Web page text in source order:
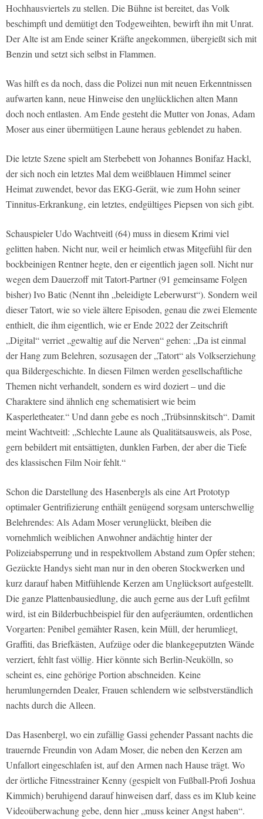
Hochhausviertels zu stellen. Die Bühne ist bereitet, das Volk
beschimpft und demütigt den Todgeweihten, bewirft ihn mit Unrat.
Der Alte ist am Ende seiner Kräfte angekommen, übergießt sich mit
Benzin und setzt sich selbst in Flammen.
Was hilft es da noch, dass die Polizei nun mit neuen Erkenntnissen
aufwarten kann, neue Hinweise den unglücklichen alten Mann
doch noch entlasten. Am Ende gesteht die Mutter von Jonas, Adam
Moser aus einer übermütigen Laune heraus geblendet zu haben.
Die letzte Szene spielt am Sterbebett von Johannes Bonifaz Hackl,
der sich noch ein letztes Mal dem weißblauen Himmel seiner
Heimat zuwendet, bevor das EKG-Gerät, wie zum Hohn seiner
Tinnitus-Erkrankung, ein letztes, endgültiges Piepsen von sich gibt.
Schauspieler Udo Wachtveitl (64) muss in diesem Krimi viel
gelitten haben. Nicht nur, weil er heimlich etwas Mitgefühl für den
bockbeinigen Rentner hegte, den er eigentlich jagen soll. Nicht nur
wegen dem Dauerzoff mit Tatort-Partner (91 gemeinsame Folgen
bisher) Ivo Batic (Nennt ihn „beleidigte Leberwurst“). Sondern weil
dieser Tatort, wie so viele ältere Episoden, genau die zwei Elemente
enthielt, die ihm eigentlich, wie er Ende 2022 der Zeitschrift
„Digital“ verriet „gewaltig auf die Nerven“ gehen: „Da ist einmal
der Hang zum Belehren, sozusagen der „Tatort“ als Volkserziehung
qua Bildergeschichte. In diesen Filmen werden gesellschaftliche
Themen nicht verhandelt, sondern es wird doziert – und die
Charaktere sind ähnlich eng schematisiert wie beim
Kasperletheater.“ Und dann gebe es noch „Trübsinnskitsch“. Damit
meint Wachtveitl: „Schlechte Laune als Qualitätsausweis, als Pose,
gern bebildert mit entsättigten, dunklen Farben, der aber die Tiefe
des klassischen Film Noir fehlt.“
Schon die Darstellung des Hasenbergls als eine Art Prototyp
optimaler Gentrifizierung enthält genügend sorgsam unterschwellig
Belehrendes: Als Adam Moser verunglückt, bleiben die
vornehmlich weiblichen Anwohner andächtig hinter der
Polizeiabsperrung und in respektvollem Abstand zum Opfer stehen;
Gezückte Handys sieht man nur in den oberen Stockwerken und
kurz darauf haben Mitfühlende Kerzen am Unglücksort aufgestellt.
Die ganze Plattenbausiedlung, die auch gerne aus der Luft gefilmt
wird, ist ein Bilderbuchbeispiel für den aufgeräumten, ordentlichen
Vorgarten: Penibel gemähter Rasen, kein Müll, der herumliegt,
Graffiti, das Briefkästen, Aufzüge oder die blankegeputzten Wände
verziert, fehlt fast völlig. Hier könnte sich Berlin-Neukölln, so
scheint es, eine gehörige Portion abschneiden. Keine
herumlungernden Dealer, Frauen schlendern wie selbstverständlich
nachts durch die Alleen.
Das Hasenbergl, wo ein zufällig Gassi gehender Passant nachts die
trauernde Freundin von Adam Moser, die neben den Kerzen am
Unfallort eingeschlafen ist, auf den Armen nach Hause trägt. Wo
der örtliche Fitnesstrainer Kenny (gespielt von Fußball-Profi Joshua
Kimmich) beruhigend darauf hinweisen darf, dass es im Klub keine
Videoüberwachung gebe, denn hier „muss keiner Angst haben“.